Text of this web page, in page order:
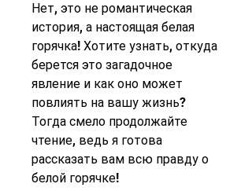
Нет, это не романтическая
история, а настоящая белая
горячка! Хотите узнать, откуда
берется это загадочное
явление и как оно может
повлиять на вашу жизнь?
Тогда смело продолжайте
чтение, ведь я готова
рассказать вам всю правду о
белой горячке!